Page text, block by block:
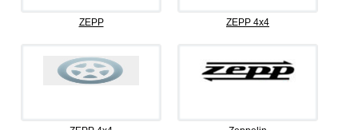
ZEPP ZEPP 4x4